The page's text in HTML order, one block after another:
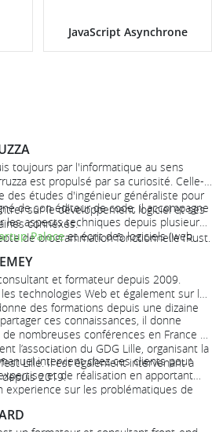
JavaScript Asynchrone
toujours par l'informatique au sens
est propulsé par sa curiosité. Celle-ci
des études d'ingénieur généraliste pour
sur le développement logiciel et ses
connexes.
de programmation fonctionnelle (Rust,
différents mélanges de ces trois
régulièrement lancé des challenges
apprendre : homme à tout faire d'une
(PHP/Laravel, JavaScript), orateur
internationales, docteur en génie
même rédacteur decontenus
de son éditeur de code, il accompagne
les aspects techniques depuis plusieurs
Palaceet écrit des logiciels (web,
et formateur depuis 2009.
technologies Web et également sur la
des formations depuis une dizaine
ces connaissances, il donne
nombreuses conférences en France et
l’association du GDG Lille, organisant la
Lille. Il est également intervenant à
depuis 2019.
intervient chez ces clients pour
et de réalisation en apportant
experience sur les problématiques de